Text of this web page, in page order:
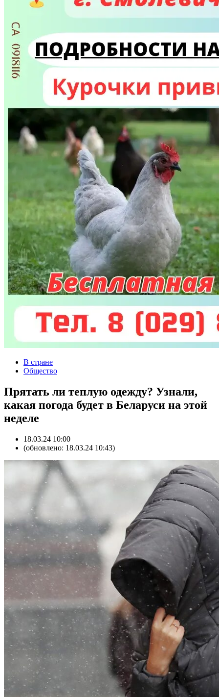
В стране
Общество
Прятать ли теплую одежду? Узнали,
какая погода будет в Беларуси на этой
неделе
18.03.24 10:00
(обновлено: 18.03.24 10:43)